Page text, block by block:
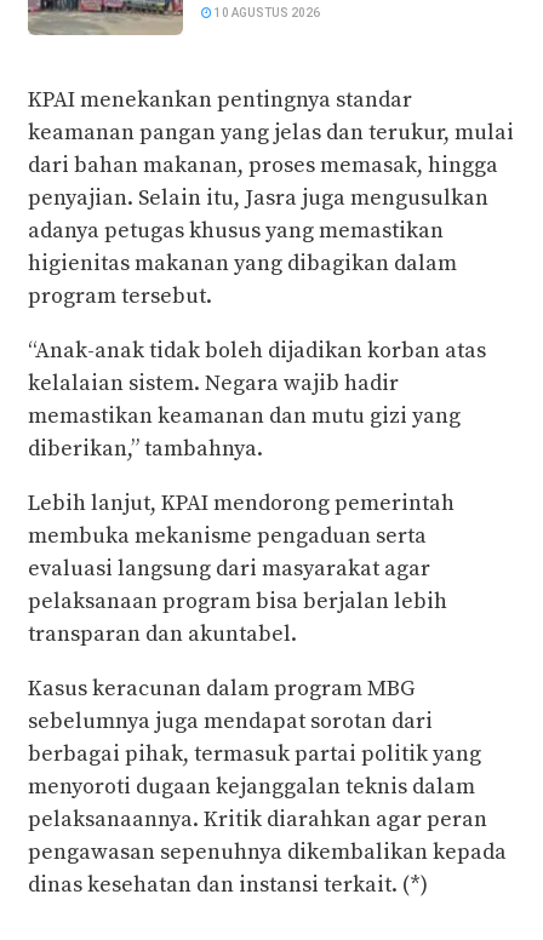
10 AGUSTUS 2026
KPAI menekankan pentingnya standar
keamanan pangan yang jelas dan terukur, mulai
dari bahan makanan, proses memasak, hingga
penyajian. Selain itu, Jasra juga mengusulkan
adanya petugas khusus yang memastikan
higienitas makanan yang dibagikan dalam
program tersebut.
“Anak-anak tidak boleh dijadikan korban atas
kelalaian sistem. Negara wajib hadir
memastikan keamanan dan mutu gizi yang
diberikan,” tambahnya.
Lebih lanjut, KPAI mendorong pemerintah
membuka mekanisme pengaduan serta
evaluasi langsung dari masyarakat agar
pelaksanaan program bisa berjalan lebih
transparan dan akuntabel.
Kasus keracunan dalam program MBG
sebelumnya juga mendapat sorotan dari
berbagai pihak, termasuk partai politik yang
menyoroti dugaan kejanggalan teknis dalam
pelaksanaannya. Kritik diarahkan agar peran
pengawasan sepenuhnya dikembalikan kepada
dinas kesehatan dan instansi terkait. (*)